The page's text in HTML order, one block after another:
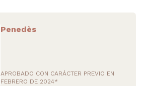
Penedès
APROBADO CON CARÁCTER PREVIO EN
FEBRERO DE 2024*